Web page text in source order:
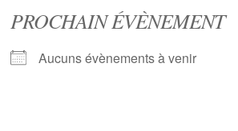
PROCHAIN ÉVÈNEMENT
Aucuns évènements à venir